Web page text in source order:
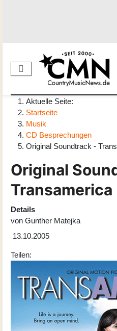
Aktuelle Seite:
Startseite
Musik
CD Besprechungen
Original Soundtrack -
Original
Transamerica
Details
von Gunther Matejka
13.10.2005
Teilen: